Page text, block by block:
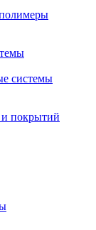
системы
покрытий